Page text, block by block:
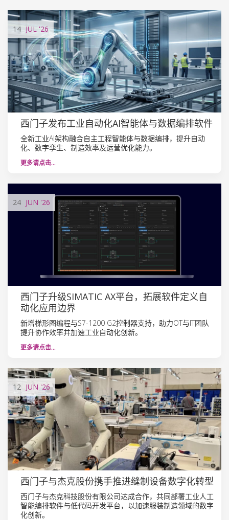
14 JUL '26
西门子发布工业自动化AI智能体与数据编排软件
全新工业AI架构融合自主工程智能体与数据编排，提升自动
化、数字孪生、制造效率及运营优化能力。
更多请点击…
24 JUN '26
西门子升级SIMATIC AX平台，拓展软件定义自
动化应用边界
新增梯形图编程与S7-1200 G2控制器支持，助力OT与IT团队
提升协作效率并加速工业自动化创新。
更多请点击…
12 JUN '26
西门子与杰克股份携手推进缝制设备数字化转型
西门子与杰克科技股份有限公司达成合作，共同部署工业人工
智能编排软件与低代码开发平台，以加速服装制造领域的数字
化创新。